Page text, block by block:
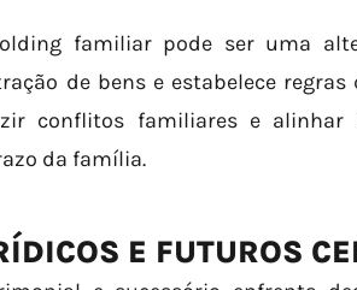
familiar pode ser uma
de bens e estabelece regras
conflitos familiares e
da família.
E FUTUROS